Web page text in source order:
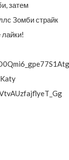
затем
Зомби страйк
лайки!